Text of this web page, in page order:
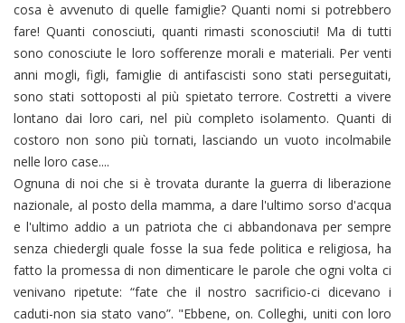
cosa è avvenuto di quelle famiglie? Quanti nomi si potrebbero
fare! Quanti conosciuti, quanti rimasti sconosciuti! Ma di tutti
sono conosciute le loro sofferenze morali e materiali. Per venti
anni mogli, figli, famiglie di antifascisti sono stati perseguitati,
sono stati sottoposti al più spietato terrore. Costretti a vivere
lontano dai loro cari, nel più completo isolamento. Quanti di
costoro non sono più tornati, lasciando un vuoto incolmabile
nelle loro case....
Ognuna di noi che si è trovata durante la guerra di liberazione
nazionale, al posto della mamma, a dare l'ultimo sorso d'acqua
e l'ultimo addio a un patriota che ci abbandonava per sempre
senza chiedergli quale fosse la sua fede politica e religiosa, ha
fatto la promessa di non dimenticare le parole che ogni volta ci
venivano ripetute: “fate che il nostro sacrificio-ci dicevano i
caduti-non sia stato vano”. "Ebbene, on. Colleghi, uniti con loro